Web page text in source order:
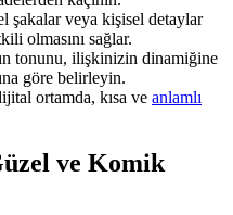
şakalar veya kişisel detaylar
olmasını sağlar.
tonunu, ilişkinizin dinamiğine
göre belirleyin.
ortamda, kısa ve anlamlı
ve Komik